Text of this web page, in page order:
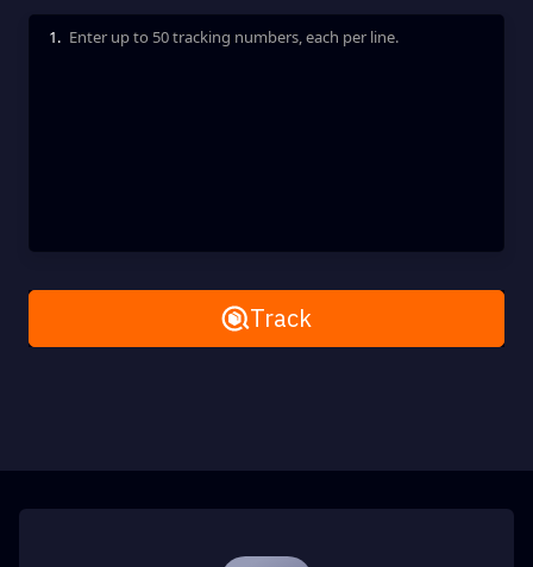
Enter up to 50 tracking numbers, each per line.
1.
Remove AllTrack